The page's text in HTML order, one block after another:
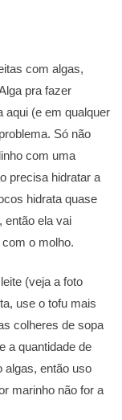
com algas,
pra fazer
aqui (e em qualquer
Só não
com uma
precisa hidratar a
hidrata quase
então ela vai
o molho.
(veja a foto
use o tofu mais
colheres de sopa
a quantidade de
algas, então uso
marinho não for a